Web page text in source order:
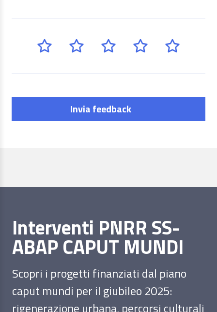
Invia feedback
Interventi PNRR SS-
ABAP CAPUT MUNDI
Scopri i progetti finanziati dal piano
caput mundi per il giubileo 2025:
rigenerazione urbana, percorsi culturali